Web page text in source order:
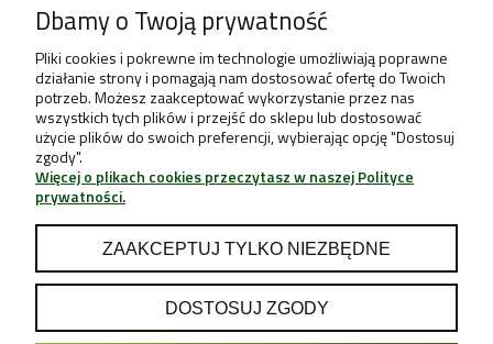
POKAŻ PEŁNĄ WERSJĘ STRONY
Dbamy o Twoją prywatność
Pliki cookies i pokrewne im technologie umożliwiają poprawne
działanie strony i pomagają nam dostosować ofertę do Twoich
potrzeb. Możesz zaakceptować wykorzystanie przez nas
wszystkich tych plików i przejść do sklepu lub dostosować
użycie plików do swoich preferencji, wybierając opcję "Dostosuj
zgody".
Więcej o plikach cookies przeczytasz w naszej Polityce
prywatności.
ZAAKCEPTUJ TYLKO NIEZBĘDNE
DOSTOSUJ ZGODY